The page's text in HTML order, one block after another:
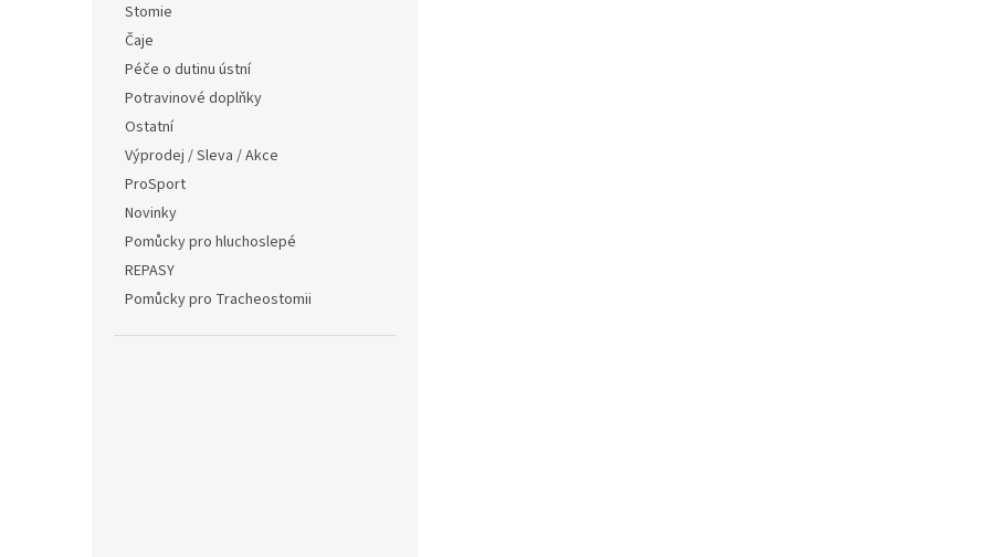
Stomie
Čaje
Péče o dutinu ústní
Potravinové doplňky
Ostatní
Výprodej / Sleva / Akce
ProSport
Novinky
Pomůcky pro hluchoslepé
REPASY
Pomůcky pro Tracheostomii